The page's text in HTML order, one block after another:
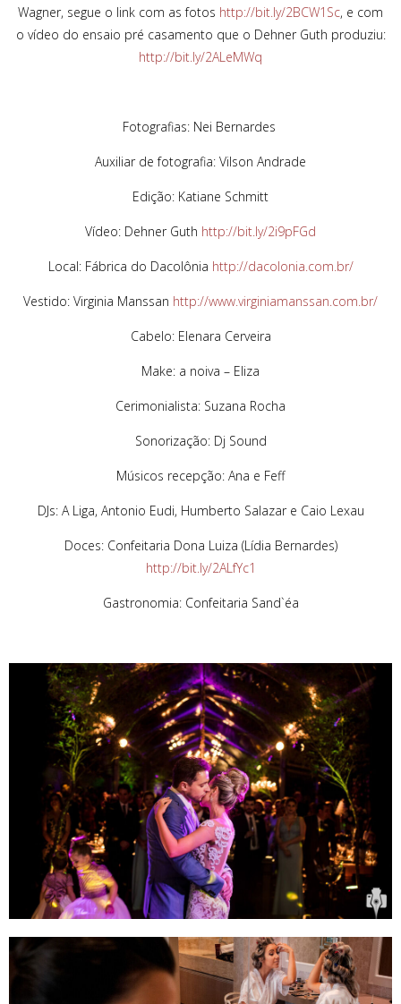
Wagner, segue o link com as fotos http://bit.ly/2BCW1Sc, e com
o vídeo do ensaio pré casamento que o Dehner Guth produziu:
http://bit.ly/2ALeMWq
Fotografias: Nei Bernardes
Auxiliar de fotografia: Vilson Andrade
Edição: Katiane Schmitt
Vídeo: Dehner Guth http://bit.ly/2i9pFGd
Local: Fábrica do Dacolônia http://dacolonia.com.br/
Vestido: Virginia Manssan http://www.virginiamanssan.com.br/
Cabelo: Elenara Cerveira
Make: a noiva – Eliza
Cerimonialista: Suzana Rocha
Sonorização: Dj Sound
Músicos recepção: Ana e Feff
DJs: A Liga, Antonio Eudi, Humberto Salazar e Caio Lexau
Doces: Confeitaria Dona Luiza (Lídia Bernardes)
http://bit.ly/2ALfYc1
Gastronomia: Confeitaria Sand`éa